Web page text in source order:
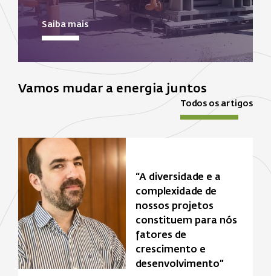
Saiba mais
Vamos mudar a energia juntos
Todos os artigos
“A diversidade e a
complexidade de
nossos projetos
constituem para nós
fatores de
crescimento e
desenvolvimento”